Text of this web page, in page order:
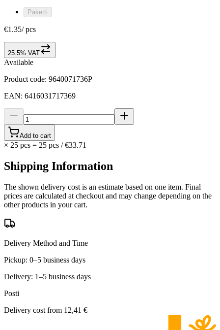
Paketti
€1.35/ pcs
25.5% VAT
Available
Product code: 9640071736P
EAN: 6416031717369
Add to cart
× 25 pcs = 25 pcs / €33.71
Shipping Information
The shown delivery cost is an estimate based on one item. Final
prices are calculated at checkout and may change depending on the
other products in your cart.
Delivery Method and Time
Pickup: 0–5 business days
Delivery: 1–5 business days
Posti
Delivery cost from 12,41 €